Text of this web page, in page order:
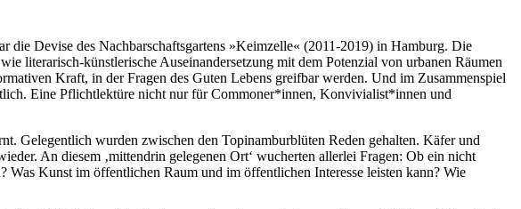
die Devise des Nachbarschaftsgartens »Keimzelle« (2011-2019) in Hamburg. Die
literarisch-künstlerische Auseinandersetzung mit dem Potenzial von urbanen Räumen
Kraft, in der Fragen des Guten Lebens greifbar werden. Und im Zusammenspiel
Eine Pflichtlektüre nicht nur für Commoner*innen, Konvivialist*innen und
Gelegentlich wurden zwischen den Topinamburblüten Reden gehalten. Käfer und
An diesem ‚mittendrin gelegenen Ort‘ wucherten allerlei Fragen: Ob ein nicht
Kunst im öffentlichen Raum und im öffentlichen Interesse leisten kann? Wie